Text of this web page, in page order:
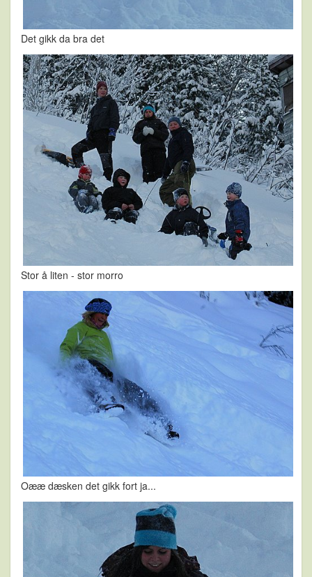
Det gikk da bra det
Stor å liten - stor morro
Oææ dæsken det gikk fort ja...